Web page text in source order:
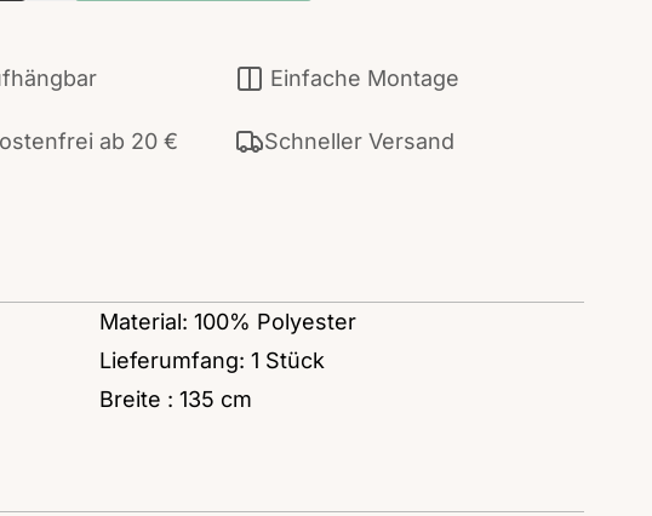
Einfache Montage
ab 20 € Schneller Versand
Material: 100% Polyester
Lieferumfang: 1 Stück
Breite : 135 cm